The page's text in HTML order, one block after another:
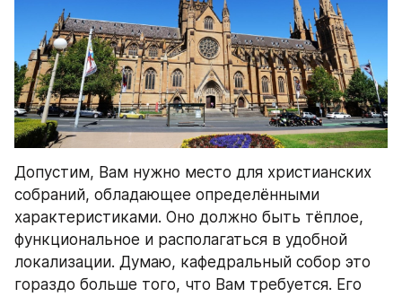
Допустим, Вам нужно место для христианских
собраний, обладающее определёнными
характеристиками. Оно должно быть тёплое,
функциональное и располагаться в удобной
локализации. Думаю, кафедральный собор это
гораздо больше того, что Вам требуется. Его